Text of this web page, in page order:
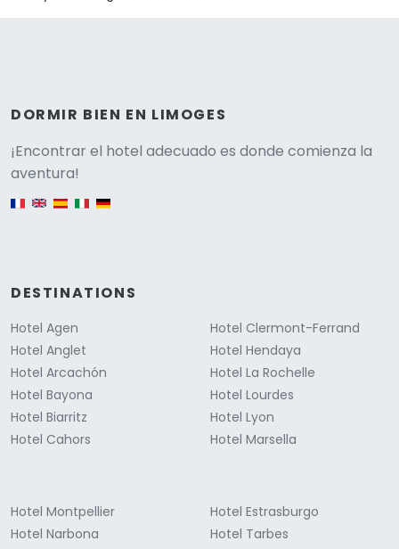
DORMIR BIEN EN LIMOGES
¡Encontrar el hotel adecuado es donde comienza la
aventura!
English version
DESTINATIONS
Hotel Agen
Hotel Anglet
Hotel Arcachón
Hotel Bayona
Hotel Biarritz
Hotel Cahors
Hotel Clermont-Ferrand
Hotel Hendaya
Hotel La Rochelle
Hotel Lourdes
Hotel Lyon
Hotel Marsella
Hotel Montpellier
Hotel Narbona
Hotel Estrasburgo
Hotel Tarbes